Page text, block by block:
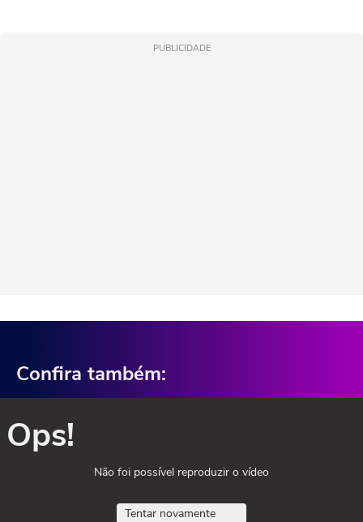
PUBLICIDADE
Confira também:
Ops!
Não foi possível reproduzir o vídeo
Tentar novamente